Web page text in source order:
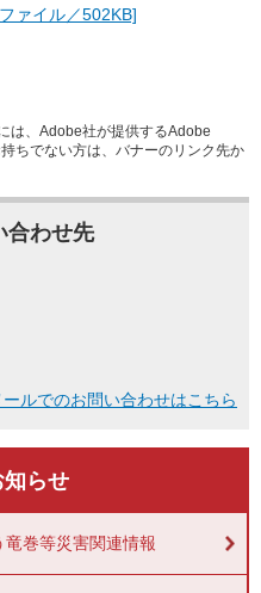
ァイル／502KB]
は、Adobe社が提供するAdobe
ちでない方は、バナーのリンク先か
合わせ先
ールでのお問い合わせはこちら
らせ
巻等災害関連情報